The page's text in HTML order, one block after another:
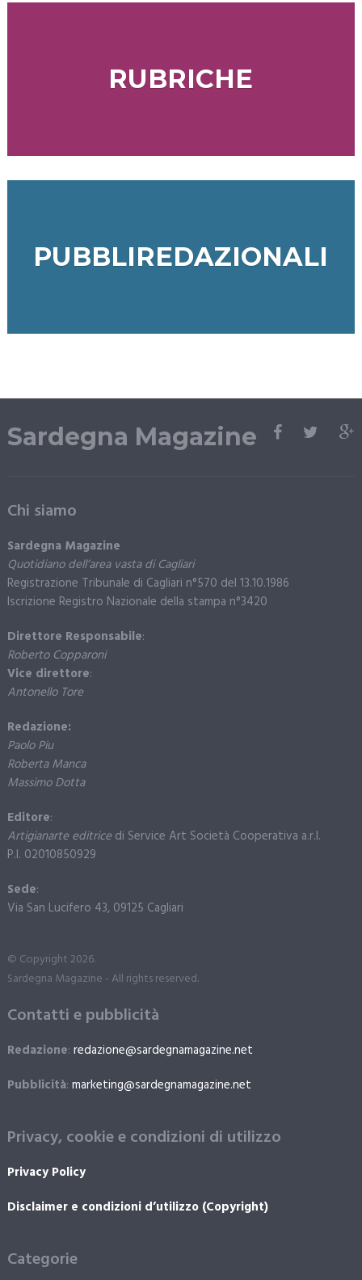
RUBRICHE
PUBBLIREDAZIONALI
Sardegna Magazine
Chi siamo
Sardegna Magazine
Quotidiano dell’area vasta di Cagliari
Registrazione Tribunale di Cagliari n°570 del 13.10.1986
Iscrizione Registro Nazionale della stampa n°3420
Direttore Responsabile:
Roberto Copparoni
Vice direttore:
Antonello Tore
Redazione:
Paolo Piu
Roberta Manca
Massimo Dotta
Editore:
Artigianarte editricedi Service Art Società Cooperativa a.r.l.
P.I. 02010850929
Sede:
Via San Lucifero 43, 09125 Cagliari
© Copyright 2026.
Sardegna Magazine - All rights reserved.
Contatti e pubblicità
Redazione: redazione@sardegnamagazine.net
Pubblicità: marketing@sardegnamagazine.net
Privacy, cookie e condizioni di utilizzo
Privacy Policy
Disclaimer e condizioni d’utilizzo (Copyright)
Categorie